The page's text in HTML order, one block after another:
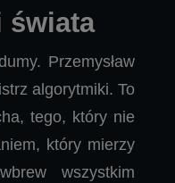
świata
Przemysław
algorytmiki. To
tego, który nie
który mierzy
wszystkim